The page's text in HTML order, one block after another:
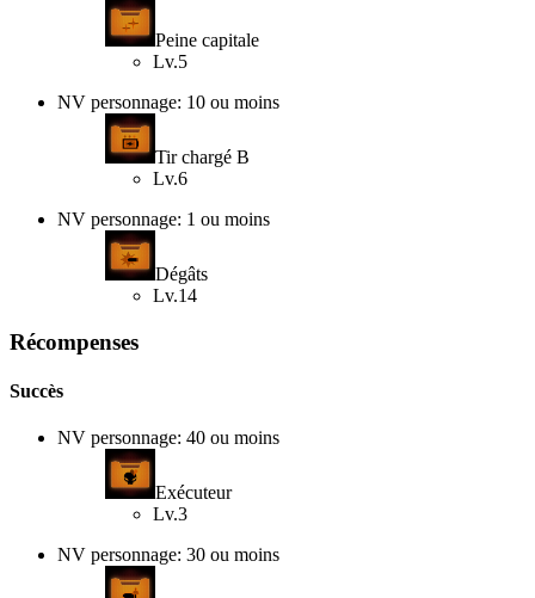
Peine capitale
Lv.5
NV personnage: 10 ou moins
Tir chargé B
Lv.6
NV personnage: 1 ou moins
Dégâts
Lv.14
Récompenses
Succès
NV personnage: 40 ou moins
Exécuteur
Lv.3
NV personnage: 30 ou moins